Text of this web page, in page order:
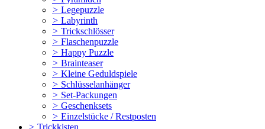
> Legepuzzle
> Labyrinth
> Trickschlösser
> Flaschenpuzzle
> Happy Puzzle
> Brainteaser
> Kleine Geduldspiele
> Schlüsselanhänger
> Set-Packungen
> Geschenksets
> Einzelstücke / Restposten
> Trickkisten